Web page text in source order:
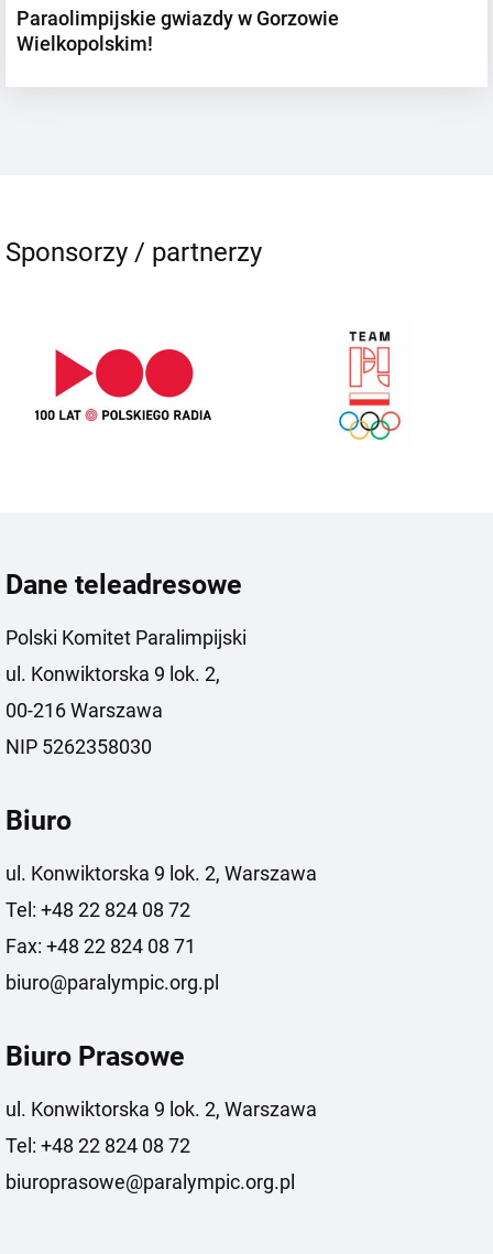
Paraolimpijskie gwiazdy w Gorzowie
Wielkopolskim!
Sponsorzy / partnerzy
Dane teleadresowe
Polski Komitet Paralimpijski
ul. Konwiktorska 9 lok. 2,
00-216 Warszawa
NIP 5262358030
Biuro
ul. Konwiktorska 9 lok. 2, Warszawa
Tel: +48 22 824 08 72
Fax: +48 22 824 08 71
biuro@paralympic.org.pl
Biuro Prasowe
ul. Konwiktorska 9 lok. 2, Warszawa
Tel: +48 22 824 08 72
biuroprasowe@paralympic.org.pl